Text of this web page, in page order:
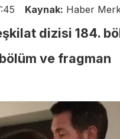
Kaynak: Haber
dizisi 184.
ve fragman